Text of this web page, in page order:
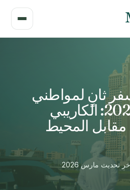
ثانٍ لمواطني
دول الخليج 2026: الكاريبي
مقابل المحيط
تحديث مارس 2026
·